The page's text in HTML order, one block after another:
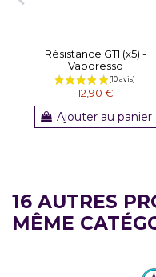
Résistance GTI (x5) -
Vaporesso
12,90 €
Ajouter au panier
16 AUTRES
MÊME